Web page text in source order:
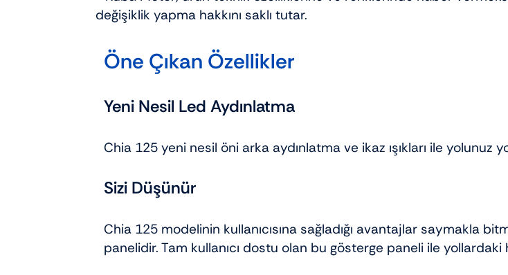
değişiklik yapma hakkını saklı tutar.
Öne Çıkan Özellikler
Yeni Nesil Led Aydınlatma
Chia 125 yeni nesil öni arka aydınlatma ve ikaz ışıkları ile yolunuz
Sizi Düşünür
Chia 125 modelinin kullanıcısına sağladığı avantajlar saymakla
panelidir. Tam kullanıcı dostu olan bu gösterge paneli ile